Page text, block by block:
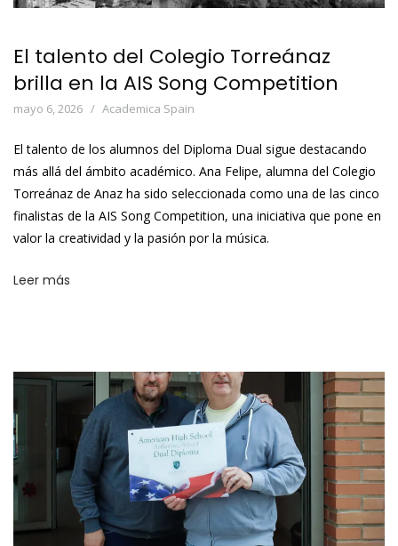
El talento del Colegio Torreánaz
brilla en la AIS Song Competition
mayo 6, 2026 Academica Spain
El talento de los alumnos del Diploma Dual sigue destacando
más allá del ámbito académico. Ana Felipe, alumna del Colegio
Torreánaz de Anaz ha sido seleccionada como una de las cinco
finalistas de la AIS Song Competition, una iniciativa que pone en
valor la creatividad y la pasión por la música.
Leer más